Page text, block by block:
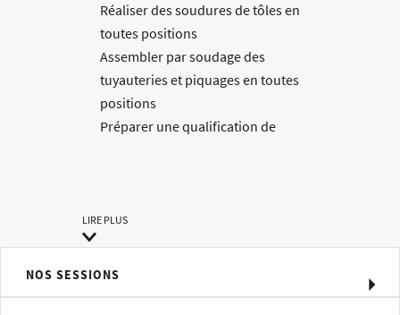
Réaliser des soudures de tôles en
toutes positions
Assembler par soudage des
tuyauteries et piquages en toutes
positions
Préparer une qualification de
Méthodes pédagogiques
Exercices pratiques effectués par le
participant : analyse de la qualité des
LIRE PLUS
NOS SESSIONS